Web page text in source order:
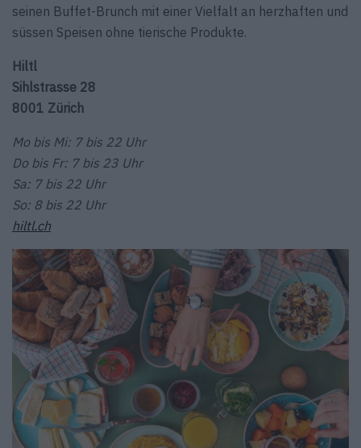
seinen Buffet-Brunch mit einer Vielfalt an herzhaften und
süssen Speisen ohne tierische Produkte.
Hiltl
Sihlstrasse 28
8001 Zürich
Mo bis Mi: 7 bis 22 Uhr
Do bis Fr: 7 bis 23 Uhr
Sa: 7 bis 22 Uhr
So: 8 bis 22 Uhr
hiltl.ch